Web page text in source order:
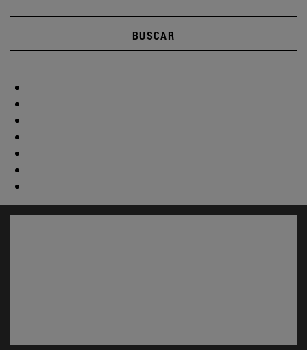
BUSCAR